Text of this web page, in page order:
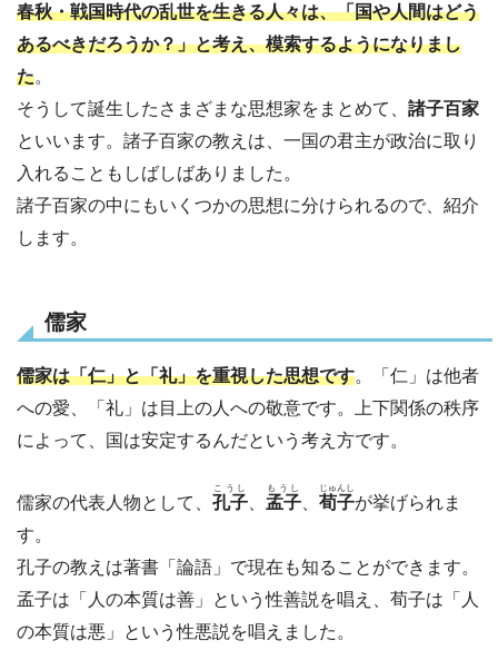
春秋・戦国時代の乱世を生きる人々は、「国や人間はどう
あるべきだろうか？」と考え、模索するようになりまし
た。
そうして誕生したさまざまな思想家をまとめて、 諸子百家
といいます。諸子百家の教えは、一国の君主が政治に取り
入れることもしばしばありました。
諸子百家の中にもいくつかの思想に分けられるので、紹介
します。
儒家
儒家は「仁」と「礼」を重視した思想です。「仁」は他者
への愛、「礼」は目上の人への敬意です。上下関係の秩序
によって、国は安定するんだという考え方です。
儒家の代表人物として、 孔子
こうし
孟子
もうし
荀子
じゅんし
が挙げられま
す。
孔子の教えは著書「論語」で現在も知ることができます。
孟子は「人の本質は善」という性善説を唱え、荀子は「人
の本質は悪」という性悪説を唱えました。